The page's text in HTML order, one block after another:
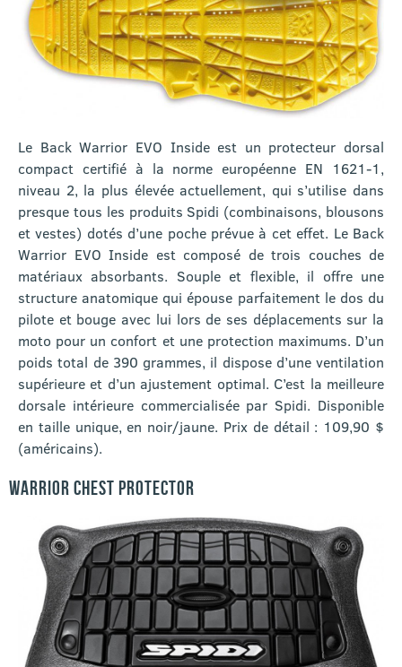
Le Back Warrior EVO Inside est un protecteur dorsal
compact certifié à la norme européenne EN 1621-1,
niveau 2, la plus élevée actuellement, qui s’utilise dans
presque tous les produits Spidi (combinaisons, blousons
et vestes) dotés d’une poche prévue à cet effet. Le Back
Warrior EVO Inside est composé de trois couches de
matériaux absorbants. Souple et flexible, il offre une
structure anatomique qui épouse parfaitement le dos du
pilote et bouge avec lui lors de ses déplacements sur la
moto pour un confort et une protection maximums. D’un
poids total de 390 grammes, il dispose d’une ventilation
supérieure et d’un ajustement optimal. C’est la meilleure
dorsale intérieure commercialisée par Spidi. Disponible
en taille unique, en noir/jaune. Prix de détail : 109,90 $
(américains).
WARRIOR CHEST PROTECTOR